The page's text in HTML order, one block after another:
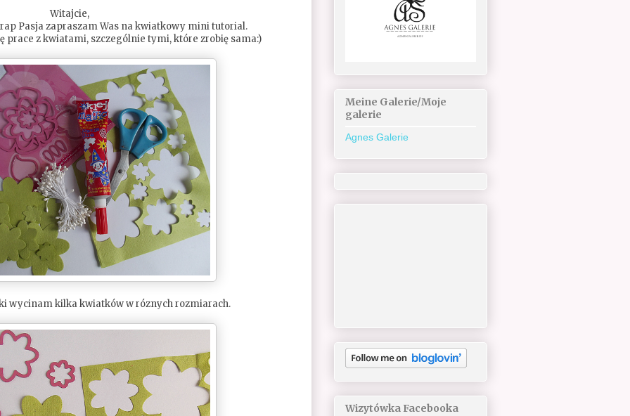
Witajcie,
Pasja zapraszam Was na kwiatkowy mini tutorial.
prace z kwiatami, szczególnie tymi, które zrobię sama:)
wycinam kilka kwiatków w róznych rozmiarach.
Meine Galerie/Moje
galerie
Agnes Galerie
Wizytówka Facebooka